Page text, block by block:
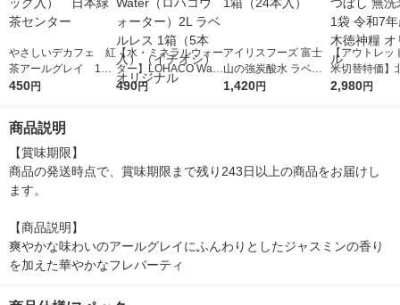
やさしいデカフェ 紅
茶アールグレイ 1袋
（10バッグ入） 日
450円
【水・ミネラルウォー
ター】LOHACO Wate
r（ロハコウォータ
490円
アイリスフーズ 富士
山の強炭酸水 ラベル
レス 500ml 1箱（24
1,420円
【アウトレッ
米切替特価】
ななつぼし 無
2,980円
商品説明
【賞味期限】
商品の発送時点で、賞味期限まで残り243日以上の商品をお届けし
ます。
【商品説明】
爽やかな味わいのアールグレイにふんわりとしたジャスミンの香り
を加えた華やかなフレバーティ